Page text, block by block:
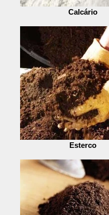
Calcário
Esterco